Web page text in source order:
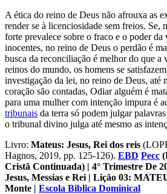
A ética do reino de Deus não afrouxa as
render se à licenciosidade sem freios. Se,
forte prevalece sobre o fraco e o poder da
inocentes, no reino de Deus o perdão é
busca da reconciliação é melhor do que
reinos do mundo, os homens se
investigação da lei, no reino de Deus, até
coração são contadas, Odiar alguém é
para uma mulher com intenção impura é
tribunais da terra só podem julgar
o tribunal divino julga até mesmo as
Livro: Mateus: Jesus, Rei dos reis
Hagnos, 2019, pp. 125-126). EBD Pecc
Cristã Continuada) | 4° Trimestre De
Jesus, Messias e Rei | Lição 03:
Monte | Escola Biblica Dominical